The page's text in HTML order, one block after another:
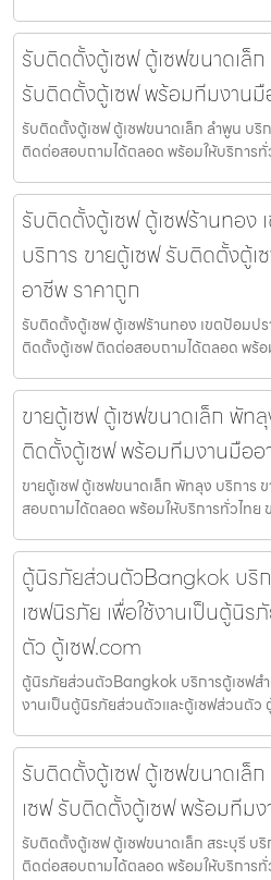
รับติดตั้งตู้เซฟ ตู้เซฟขนาดเล็
รับติดตั้งตู้เซฟ พร้อมทีมงานมื
รับติดตั้งตู้เซฟ ตู้เซฟขนาดเล็ก ลำพูน บริ
ติดต่อสอบถามได้ตลอด พร้อมให้บริการ
รับติดตั้งตู้เซฟ ตู้เซฟร้านทอง
บริการ ขายตู้เซฟ รับติดตั้งตู้
อาชีพ ราคาถูก
รับติดตั้งตู้เซฟ ตู้เซฟร้านทอง เขตป้อมป
ติดตั้งตู้เซฟ ติดต่อสอบถามได้ตลอด พร้อ
ขายตู้เซฟ ตู้เซฟขนาดเล็ก พัท
ติดตั้งตู้เซฟ พร้อมทีมงานมืออ
ขายตู้เซฟ ตู้เซฟขนาดเล็ก พัทลุง บริการ
สอบถามได้ตลอด พร้อมให้บริการทั่วไทย
ตู้นิรภัยส่วนตัวBangkok บริก
เซฟนิรภัย เพื่อใช้งานเป็นตู้นิร
ตัว ตู้เซฟ.com
ตู้นิรภัยส่วนตัวBangkok บริการตู้เซฟสำ
งานเป็นตู้นิรภัยส่วนตัวและตู้เซฟส่วนตัว
รับติดตั้งตู้เซฟ ตู้เซฟขนาดเล็
เซฟ รับติดตั้งตู้เซฟ พร้อมทีม
รับติดตั้งตู้เซฟ ตู้เซฟขนาดเล็ก สระบุรี บ
ติดต่อสอบถามได้ตลอด พร้อมให้บริการทั่